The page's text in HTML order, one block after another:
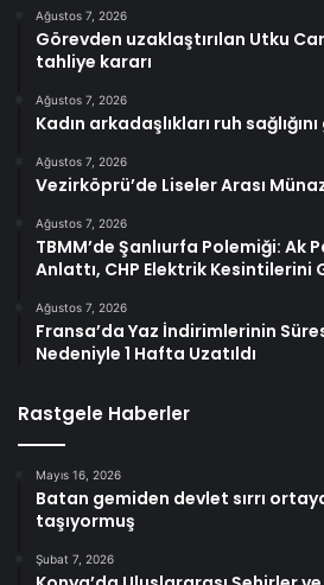
Ağustos 7, 2026
Görevden uzaklaştırılan Utku
tahliye kararı
Ağustos 7, 2026
Kadın arkadaşlıkları ruh
Ağustos 7, 2026
Vezirköprü’de Liseler Arası
Ağustos 7, 2026
TBMM’de Şanlıurfa Polemiği: Ak
Anlattı, CHP Elektrik Kesintilerini
Ağustos 7, 2026
Fransa’da Yaz İndirimlerinin
Nedeniyle 1 Hafta Uzatıldı
Rastgele Haberler
Mayıs 16, 2026
Batan gemiden devlet sırrı
taşıyormuş
Şubat 7, 2026